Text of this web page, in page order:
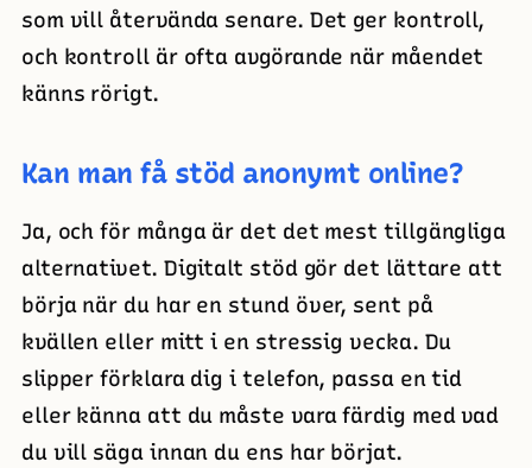
som vill återvända senare. Det ger kontroll,
och kontroll är ofta avgörande när måendet
känns rörigt.
Kan man få stöd anonymt online?
Ja, och för många är det det mest tillgängliga
alternativet. Digitalt stöd gör det lättare att
börja när du har en stund över, sent på
kvällen eller mitt i en stressig vecka. Du
slipper förklara dig i telefon, passa en tid
eller känna att du måste vara färdig med vad
du vill säga innan du ens har börjat.